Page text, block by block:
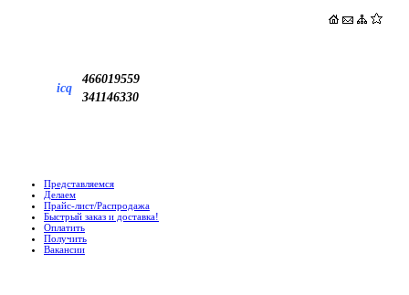
icq
466019559
341146330
Представляемся
Делаем
Прайс-лист/Распродажа
Быстрый заказ и доставка!
Оплатить
Получить
Вакансии